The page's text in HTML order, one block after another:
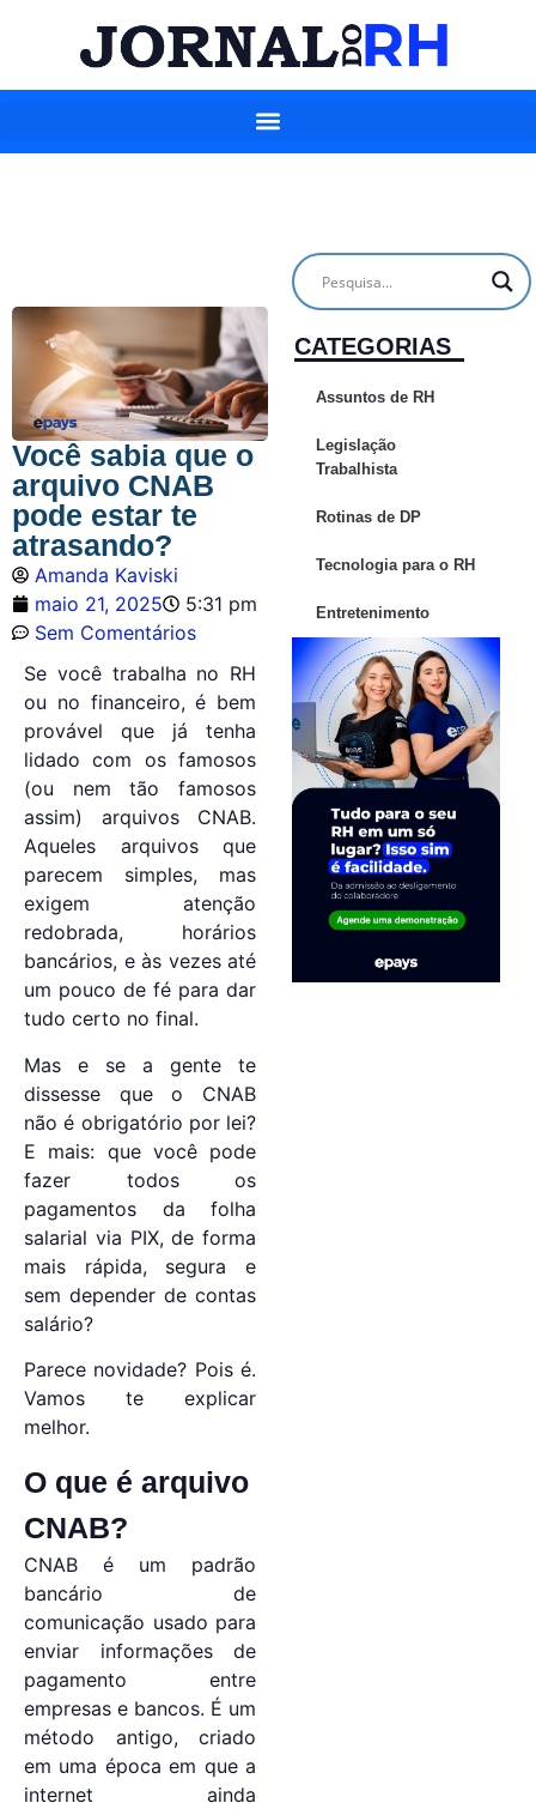
Você sabia que o
arquivo CNAB
pode estar te
atrasando?
Amanda Kaviski
maio 21, 2025
5:31 pm
Sem Comentários
Se você trabalha no RH
ou no financeiro, é bem
provável que já tenha
lidado com os famosos
(ou nem tão famosos
assim) arquivos CNAB.
Aqueles arquivos que
parecem simples, mas
exigem atenção
redobrada, horários
bancários, e às vezes até
um pouco de fé para dar
tudo certo no final.
Mas e se a gente te
dissesse que o CNAB
não é obrigatório por lei?
E mais: que você pode
fazer todos os
pagamentos da folha
salarial via PIX, de forma
mais rápida, segura e
sem depender de contas
salário?
Parece novidade? Pois é.
Vamos te explicar
melhor.
O que é arquivo
CNAB?
CNAB é um padrão
bancário de
comunicação usado para
enviar informações de
pagamento entre
empresas e bancos. É um
método antigo, criado
em uma época em que a
internet ainda
CATEGORIAS
Assuntos de RH
Legislação
Trabalhista
Rotinas de DP
Tecnologia para o RH
Entretenimento